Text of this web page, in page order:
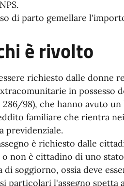
di parto gemellare
è rivolto
richiesto dalle donne
in possesso
286/98), che hanno avuto
familiare che rientra
previdenziale.
è richiesto dalle
o non è cittadino di uno
di soggiorno, ossia deve
particolari l'assegno spetta